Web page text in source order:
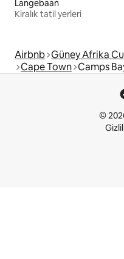
Langebaan
Kiralık tatil yerleri
Airbnb Güney Afrika
Cape Town Camps
©